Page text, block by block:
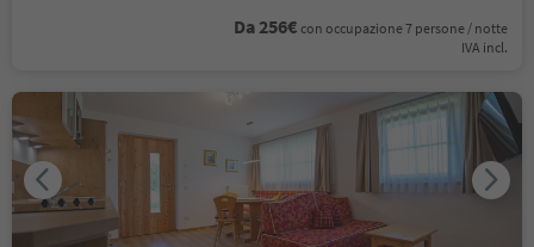
Da 256€ con occupazione 7 persone / notte
IVA incl.